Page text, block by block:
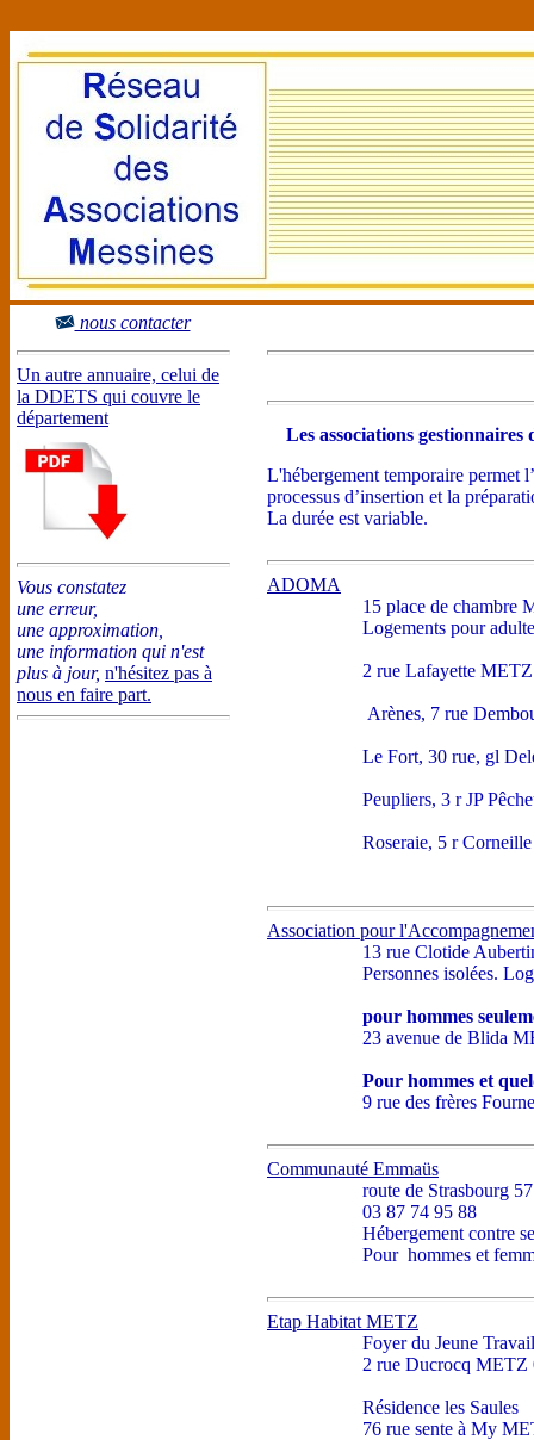
nous contacter
Un autre annuaire, celui de
la DDETS qui couvre le
département
Vous constatez
une erreur,
une approximation,
une information qui n'est
plus à jour, n'hésitez pas à
nous en faire part.
Les associations gestionnaires
L'hébergement temporaire permet
processus d’insertion et la
La durée est variable.
ADOMA
15 place de chambre
Logements pour
2 rue Lafayette
Arènes, 7 rue
Le Fort, 30 rue, gl
Peupliers, 3 r JP
Roseraie, 5 r
Association pour
13 rue Clotide
Personnes isolées.
pour hommes
23 avenue de Blida
Pour hommes et
9 rue des frères
Communauté Emmaüs
route de Strasbourg
03 87 74 95 88
Hébergement contre
Pour hommes et
Etap Habitat METZ
Foyer du Jeune
2 rue Ducrocq METZ
Résidence les Saules
76 rue sente à My